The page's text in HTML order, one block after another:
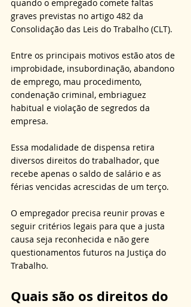
quando o empregado comete faltas
graves previstas no artigo 482 da
Consolidação das Leis do Trabalho (CLT).
Entre os principais motivos estão atos de
improbidade, insubordinação, abandono
de emprego, mau procedimento,
condenação criminal, embriaguez
habitual e violação de segredos da
empresa.
Essa modalidade de dispensa retira
diversos direitos do trabalhador, que
recebe apenas o saldo de salário e as
férias vencidas acrescidas de um terço.
O empregador precisa reunir provas e
seguir critérios legais para que a justa
causa seja reconhecida e não gere
questionamentos futuros na Justiça do
Trabalho.
Quais são os direitos do